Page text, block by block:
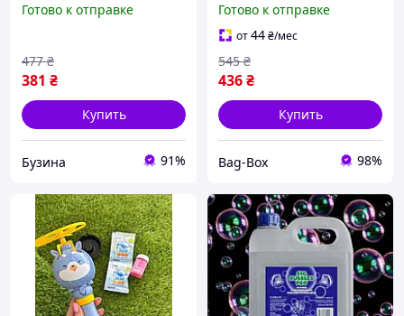
мыльной жидкостью и
Готово к отправке
381 ₴
477 ₴
Купить
Бузина 91%
пузыри дельфин
Игрушечный пистолет
мыльные пузыри
Пистолет-мыльные пузыр
Готово к отправке
от44₴/мес
436₴
545 ₴
Купить
Bag-Box 98%